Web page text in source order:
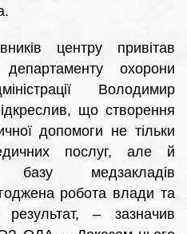
центру привітав
охорони
Володимир
що створення
допомоги не тільки
послуг, але й
базу медзакладів
робота влади та
– зазначив